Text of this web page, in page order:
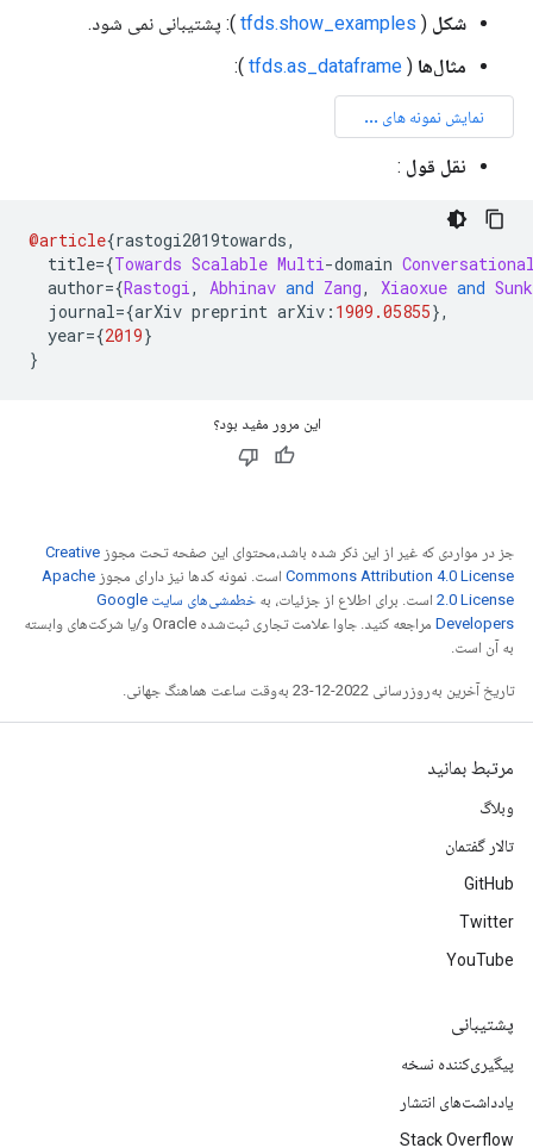
شکل (
tfds.show_examples ): پشتیبانی نمی شود.
مثال‌ها (
tfds.as_dataframe
):
نقل قول :
@article{rastogi2019towards,
title={Towards Scalable Multi-domain
author={Rastogi, Abhinav and Zang, Xiaoxue and
journal={arXiv preprint arXiv : 1909.05855},
year={2019}
}
این مرور مفید بود؟
جز در مواردی که غیر از این ذکر شده باشد،‌محتوای این صفحه تحت مجوز Creative
Commons Attribution 4.0 License است. نمونه کدها نیز دارای مجوز Apache
2.0 License است. برای اطلاع از جزئیات، به
خطمشی‌های سایت Google
Developers‏
مراجعه کنید. جاوا علامت تجاری ثبت‌شده Oracle و/یا شرکت‌های وابسته
به آن است.
تاریخ آخرین به‌روزرسانی 2022-12-23 به‌وقت ساعت هماهنگ جهانی.
مرتبط بمانید
وبلاگ
تالار گفتمان
GitHub
Twitter
YouTube
پشتیبانی
پیگیری‌کننده نسخه
یادداشت‌های انتشار
Stack Overflow